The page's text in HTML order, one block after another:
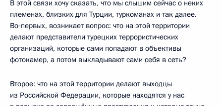
В этой связи хочу сказать, что мы слышим сейчас о неких
племенах, близких для Турции, туркоманах и так далее.
Во‑первых, возникает вопрос: что на этой территории
делают представители турецких террористических
организаций, которые сами попадают в объективы
фотокамер, а потом выкладывают сами себя в сеть?
Второе: что на этой территории делают выходцы
из Российской Федерации, которые находятся у нас